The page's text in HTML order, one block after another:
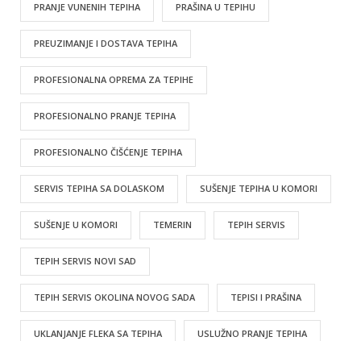
PRANJE VUNENIH TEPIHA PRAŠINA U TEPIHU
PREUZIMANJE I DOSTAVA TEPIHA
PROFESIONALNA OPREMA ZA TEPIHE
PROFESIONALNO PRANJE TEPIHA
PROFESIONALNO ČIŠĆENJE TEPIHA
SERVIS TEPIHA SA DOLASKOM SUŠENJE TEPIHA U KOMORI
SUŠENJE U KOMORI TEMERIN TEPIH SERVIS
TEPIH SERVIS NOVI SAD
TEPIH SERVIS OKOLINA NOVOG SADA TEPISI I PRAŠINA
UKLANJANJE FLEKA SA TEPIHA USLUŽNO PRANJE TEPIHA